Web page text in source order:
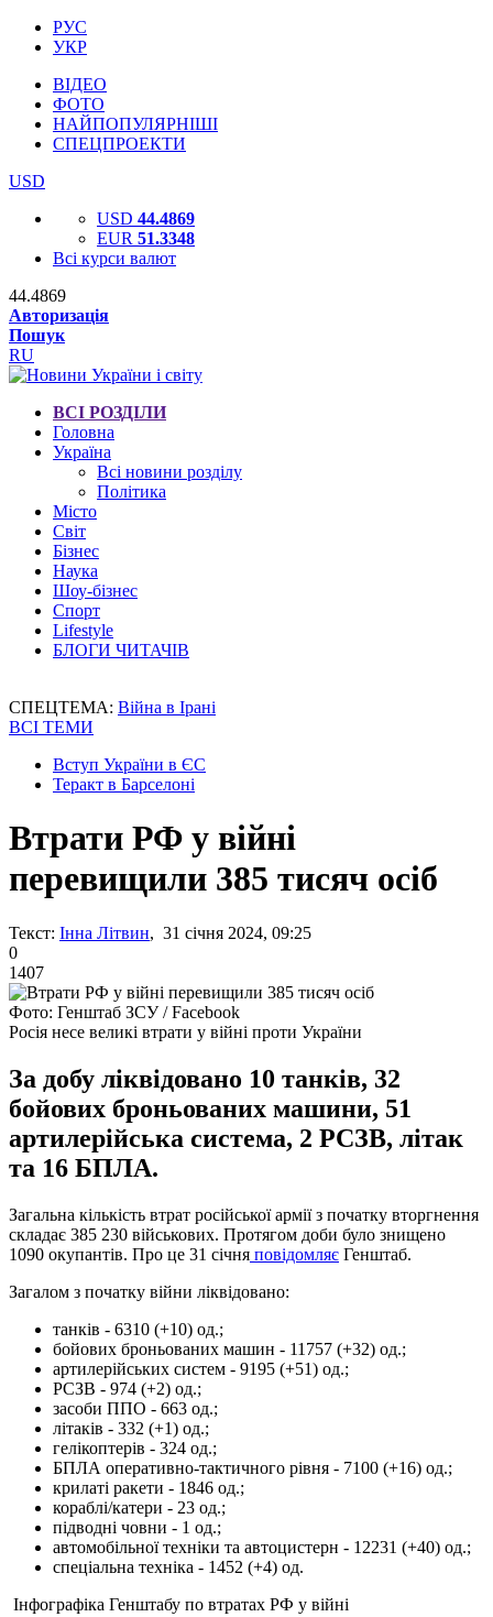
РУС
УКР
ВІДЕО
ФОТО
НАЙПОПУЛЯРНІШІ
СПЕЦПРОЕКТИ
USD
USD 44.4869
EUR 51.3348
Всі курси валют
44.4869
Авторизація
Пошук
RU
ВСІ РОЗДІЛИ
Головна
Україна
Всі новини розділу
Політика
Місто
Світ
Бізнес
Наука
Шоу-бізнес
Спорт
Lifestyle
БЛОГИ ЧИТАЧІВ
СПЕЦТЕМА: Війна в Ірані
ВСІ ТЕМИ
Вступ України в ЄС
Теракт в Барселоні
Втрати РФ у війні
перевищили 385 тисяч осіб
Текст: Інна Літвин, 31 січня 2024, 09:25
0
1407
Фото: Генштаб ЗСУ / Facebook
Росія несе великі втрати у війні проти України
За добу ліквідовано 10 танків, 32
бойових броньованих машини, 51
артилерійська система, 2 РСЗВ, літак
та 16 БПЛА.
Загальна кількість втрат російської армії з початку вторгнення
складає 385 230 військових. Протягом доби було знищено
1090 окупантів. Про це 31 січня повідомляє Генштаб.
Загалом з початку війни ліквідовано:
танків - 6310 (+10) од.;
бойових броньованих машин - 11757 (+32) од.;
артилерійських систем - 9195 (+51) од.;
РСЗВ - 974 (+2) од.;
засоби ППО - 663 од.;
літаків - 332 (+1) од.;
гелікоптерів - 324 од.;
БПЛА оперативно-тактичного рівня - 7100 (+16) од.;
крилаті ракети - 1846 од.;
кораблі/катери - 23 од.;
підводні човни - 1 од.;
автомобільної техніки та автоцистерн - 12231 (+40) од.;
спеціальна техніка - 1452 (+4) од.
Інфографіка Генштабу по втратах РФ у війні